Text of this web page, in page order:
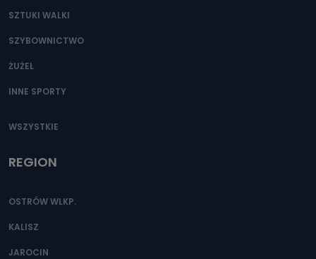
SZTUKI WALKI
SZYBOWNICTWO
ŻUŻEL
INNE SPORTY
WSZYSTKIE
REGION
OSTRÓW WLKP.
KALISZ
JAROCIN